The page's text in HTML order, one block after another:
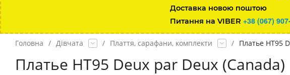
Доставка новою поштою
Питання на VIBER +38 (067)
Головна / Дівчата / Плаття, сарафани, комплекти / Платье HT95
Платье HT95 Deux par Deux (Canada)